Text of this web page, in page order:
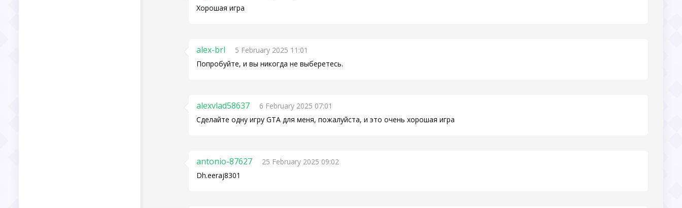
Хорошая игра
alex-brl
5 February 2025 11:01
Попробуйте, и вы никогда не выберетесь.
alexvlad58637
6 February 2025 07:01
Сделайте одну игру GTA для меня, пожалуйста, и это очень хорошая игра
antonio-87627
25 February 2025 09:02
Dh.eeraj8301